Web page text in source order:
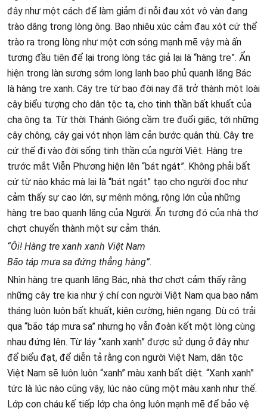
đây như một cách để làm giảm đi nỗi đau xót vô vàn đang
trào dâng trong lòng ông. Bao nhiêu xúc cảm đau xót cứ thể
trào ra trong lòng như một cơn sóng mạnh mẽ vậy mà ấn
tượng đầu tiên để lại trong lòng tác giả lại là “hàng tre”. Ẩn
hiện trong làn sương sớm long lanh bao phủ quanh lăng Bác
là hàng tre xanh. Cây tre từ bao đời nay đã trở thành một loài
cây biểu tượng cho dân tộc ta, cho tinh thần bất khuất của
cha ông ta. Từ thời Thánh Gióng cầm tre đuổi giặc, tới những
cây chông, cây gai vót nhọn làm cản bước quân thù. Cây tre
cứ thế đi vào đời sống tinh thần của người Việt. Hàng tre
trước mắt Viễn Phương hiện lên “bát ngát”. Không phải bất
cứ từ nào khác mà lại là “bát ngát” tạo cho người đọc như
cảm thấy sự cao lớn, sự mênh mông, rộng lớn của những
hàng tre bao quanh lăng của Người. Ấn tượng đó của nhà thơ
chợt chuyển thành một sự cảm thán.
“Ôi! Hàng tre xanh xanh Việt Nam
Bão táp mưa sa đứng thẳng hàng”.
Nhìn hàng tre quanh lăng Bác, nhà thơ chợt cảm thấy rằng
những cây tre kia như ý chí con người Việt Nam qua bao năm
tháng luôn luôn bất khuất, kiên cường, hiên ngang. Dù có trải
qua “bão táp mưa sa” nhưng họ vẫn đoàn kết một lòng cùng
nhau đứng lên. Từ láy “xanh xanh” được sử dụng ở đây như
để biểu đạt, để diễn tả rằng con người Việt Nam, dân tộc
Việt Nam sẽ luôn luôn “xanh” màu xanh bất diệt. “Xanh xanh”
tức là lúc nào cũng vậy, lúc nào cũng một màu xanh như thế.
Lớp con cháu kế tiếp lớp cha ông luôn mạnh mẽ để bảo vệ